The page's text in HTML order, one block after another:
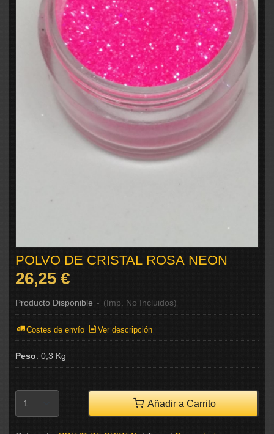
POLVO DE CRISTAL ROSA NEON
26,25 €
Producto Disponible - (Imp. No Incluidos)
Costes de envío Ver descripción
Peso: 0,3 Kg
Añadir a Carrito